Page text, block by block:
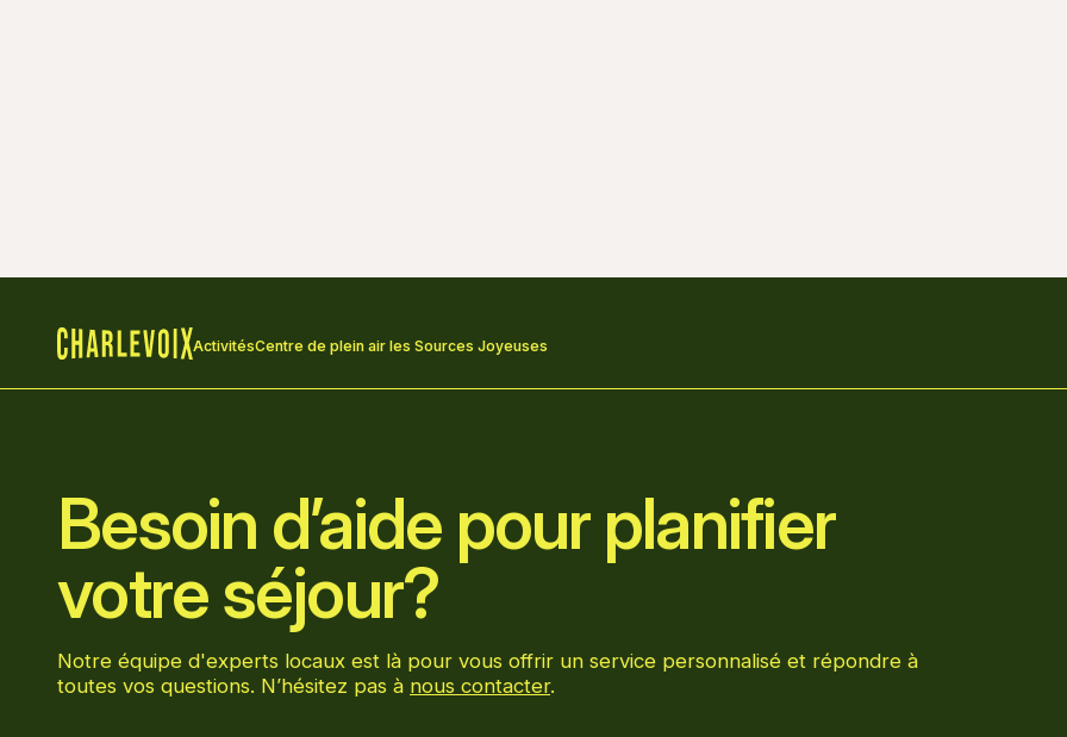
ActivitésCentre de plein air les Sources Joyeuses
Besoin d’aide pour planifier
votre séjour?
Notre équipe d'experts locaux est là pour vous offrir un service personnalisé et répondre à
toutes vos questions. N’hésitez pas à nous contacter.